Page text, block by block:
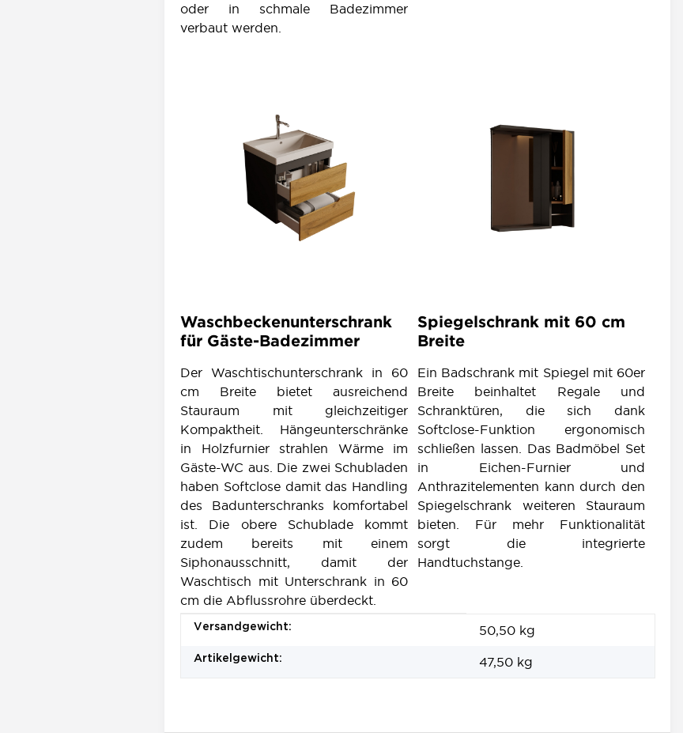
oder in schmale Badezimmer
verbaut werden.
Waschbeckenunterschrank
für Gäste-Badezimmer
Der Waschtischunterschrank in 60
cm Breite bietet ausreichend
Stauraum mit gleichzeitiger
Kompaktheit. Hängeunterschränke
in Holzfurnier strahlen Wärme im
Gäste-WC aus. Die zwei Schubladen
haben Softclose damit das Handling
des Badunterschranks komfortabel
ist. Die obere Schublade kommt
zudem bereits mit einem
Siphonausschnitt, damit der
Waschtisch mit Unterschrank in 60
cm die Abflussrohre überdeckt.
Spiegelschrank mit 60 cm
Breite
Ein Badschrank mit Spiegel mit 60er
Breite beinhaltet Regale und
Schranktüren, die sich dank
Softclose-Funktion ergonomisch
schließen lassen. Das Badmöbel Set
in Eichen-Furnier und
Anthrazitelementen kann durch den
Spiegelschrank weiteren Stauraum
bieten. Für mehr Funktionalität
sorgt die integrierte
Handtuchstange.
Produkteigenschaft
Wert
Versandgewicht: 50,50 kg
Artikelgewicht: 47,50 kg